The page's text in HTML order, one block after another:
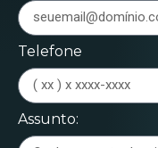
Telefone
Assunto: